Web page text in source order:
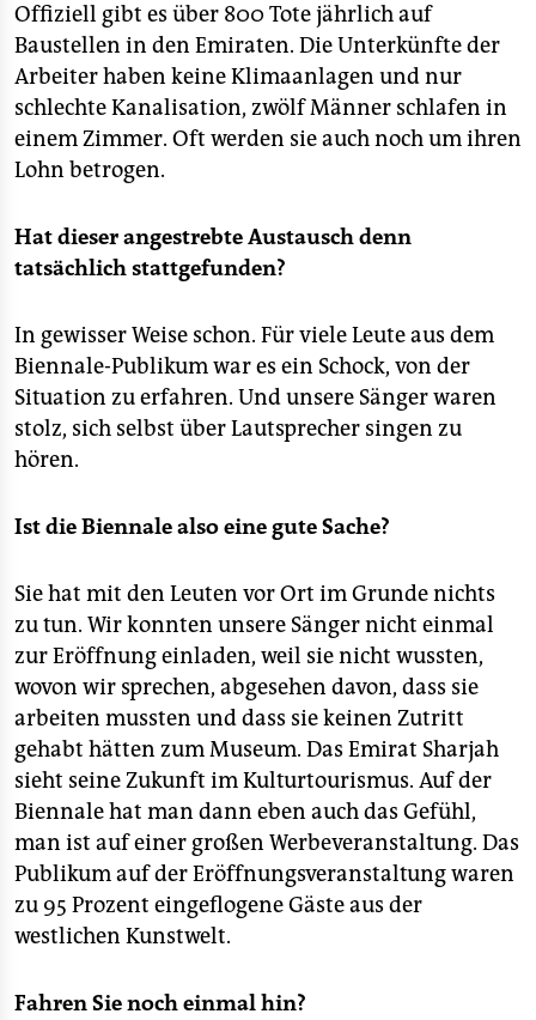
Offiziell gibt es über 800 Tote jährlich auf
Baustellen in den Emiraten. Die Unterkünfte der
Arbeiter haben keine Klimaanlagen und nur
schlechte Kanalisation, zwölf Männer schlafen in
einem Zimmer. Oft werden sie auch noch um ihren
Lohn betrogen.
Hat dieser angestrebte Austausch denn
tatsächlich stattgefunden?
In gewisser Weise schon. Für viele Leute aus dem
Biennale-Publikum war es ein Schock, von der
Situation zu erfahren. Und unsere Sänger waren
stolz, sich selbst über Lautsprecher singen zu
hören.
Ist die Biennale also eine gute Sache?
Sie hat mit den Leuten vor Ort im Grunde nichts
zu tun. Wir konnten unsere Sänger nicht einmal
zur Eröffnung einladen, weil sie nicht wussten,
wovon wir sprechen, abgesehen davon, dass sie
arbeiten mussten und dass sie keinen Zutritt
gehabt hätten zum Museum. Das Emirat Sharjah
sieht seine Zukunft im Kulturtourismus. Auf der
Biennale hat man dann eben auch das Gefühl,
man ist auf einer großen Werbeveranstaltung. Das
Publikum auf der Eröffnungsveranstaltung waren
zu 95 Prozent eingeflogene Gäste aus der
westlichen Kunstwelt.
Fahren Sie noch einmal hin?